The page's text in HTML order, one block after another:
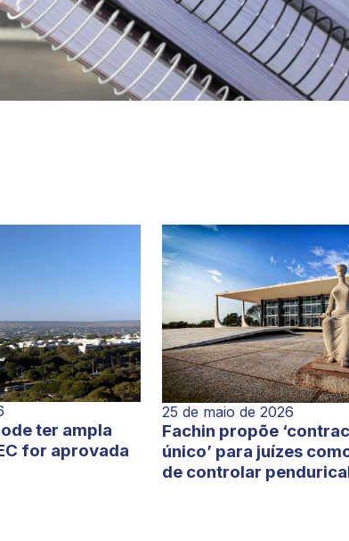
ter ampla
for aprovada
25 de maio de 2026
Fachin propõe
único’ para juízes
de controlar